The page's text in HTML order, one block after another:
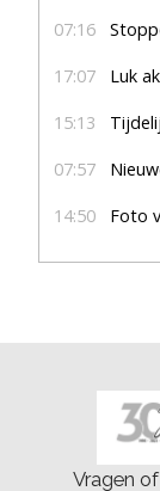
07:16
17:07 Luk
15:13
07:57
14:50 Foto
Vragen